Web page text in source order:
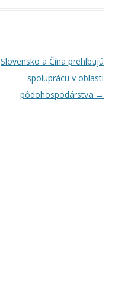
Slovensko a Čína prehlbujú
spoluprácu v oblasti
pôdohospodárstva →